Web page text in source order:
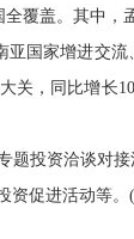
覆盖。其中，
家增进交流
关，同比增长
投资洽谈对接
资促进活动等。